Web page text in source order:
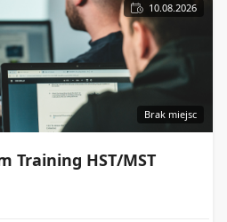
10.08.2026
Brak miejsc
Training HST/MST